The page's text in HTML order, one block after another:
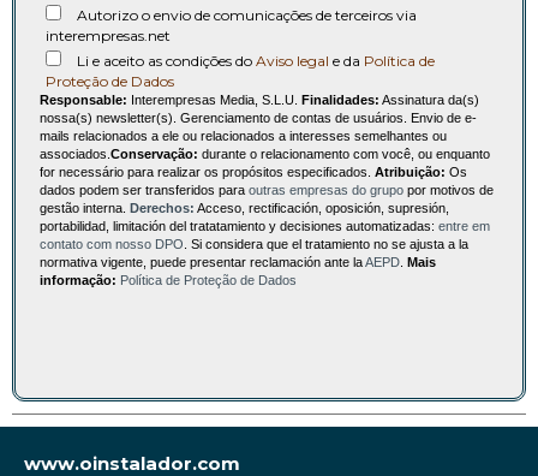
Autorizo o envio de comunicações de terceiros via
interempresas.net
Li e aceito as condições do Aviso legal e da Política de
Proteção de Dados
Responsable: Interempresas Media, S.L.U. Finalidades: Assinatura da(s)
nossa(s) newsletter(s). Gerenciamento de contas de usuários. Envio de e-
mails relacionados a ele ou relacionados a interesses semelhantes ou
associados. Conservação: durante o relacionamento com você, ou enquanto
for necessário para realizar os propósitos especificados. Atribuição: Os
dados podem ser transferidos para outras empresas do grupo por motivos de
gestão interna. Derechos: Acceso, rectificación, oposición, supresión,
portabilidad, limitación del tratatamiento y decisiones automatizadas: entre em
contato com nosso DPO . Si considera que el tratamiento no se ajusta a la
normativa vigente, puede presentar reclamación ante laAEPD Mais
informação: Política de Proteção de Dados
www.oinstalador.com